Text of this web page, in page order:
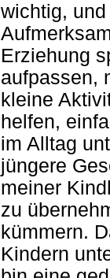
wichtig,
Erziehung
aufpassen,
kleine
helfen,
im Alltag
jüngere
meiner
zu
kümmern.
Kindern